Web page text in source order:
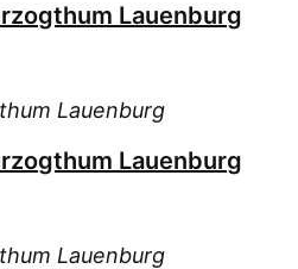
Lauenburg
Lauenburg
Lauenburg
Lauenburg